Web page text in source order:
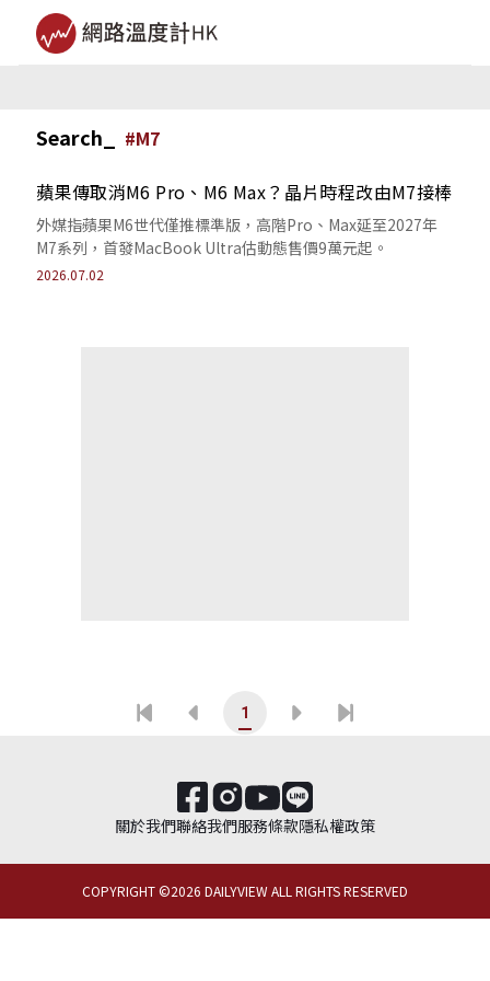
Search_ #M7
蘋果傳取消M6 Pro、M6 Max？晶片時程改由M7接棒
外媒指蘋果M6世代僅推標準版，高階Pro、Max延至2027年
M7系列，首發MacBook Ultra估動態售價9萬元起。
2026.07.02
1
關於我們聯絡我們服務條款隱私權政策
COPYRIGHT ©2026 DAILYVIEW ALL RIGHTS RESERVED